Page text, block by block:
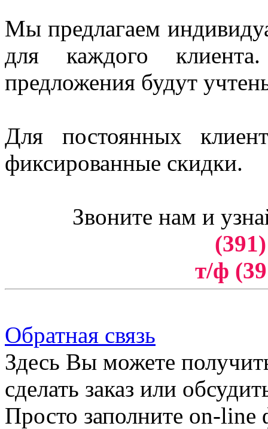
Мы предлагаем
для каждого
предложения будут
Для постоянных
фиксированные скидки.
Звоните нам и
т/ф
Обратная связь
Здесь Вы можете
сделать заказ или
Просто заполните on-